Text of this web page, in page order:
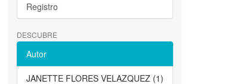
Registro
DESCUBRE
Autor
JANETTE FLORES VELAZQUEZ (1)